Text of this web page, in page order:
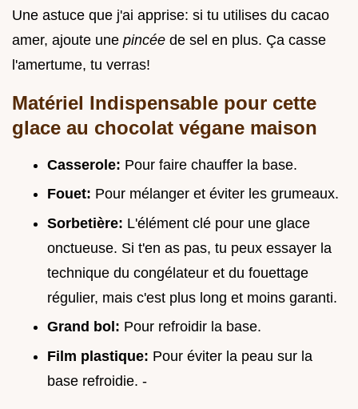
Une astuce que j'ai apprise: si tu utilises du cacao
amer, ajoute une pincée de sel en plus. Ça casse
l'amertume, tu verras!
Matériel Indispensable pour cette
glace au chocolat végane maison
Casserole: Pour faire chauffer la base.
Fouet: Pour mélanger et éviter les grumeaux.
Sorbetière: L'élément clé pour une glace
onctueuse. Si t'en as pas, tu peux essayer la
technique du congélateur et du fouettage
régulier, mais c'est plus long et moins garanti.
Grand bol: Pour refroidir la base.
Film plastique: Pour éviter la peau sur la
base refroidie. -